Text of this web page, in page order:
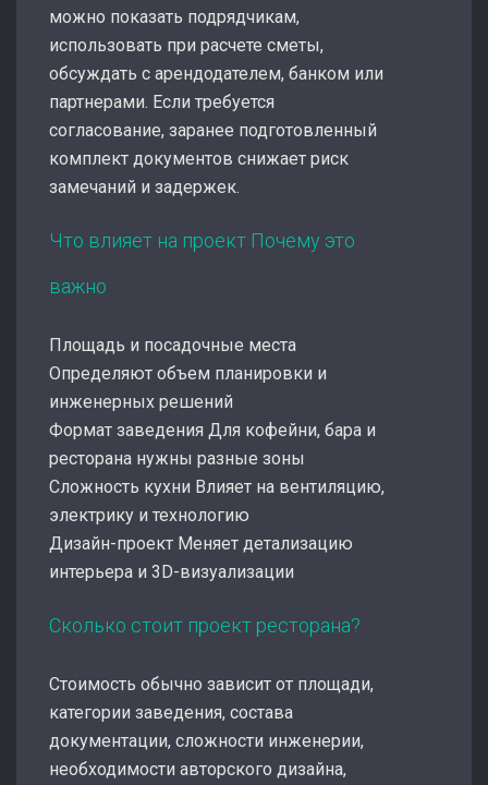
можно показать подрядчикам,
использовать при расчете сметы,
обсуждать с арендодателем, банком или
партнерами. Если требуется
согласование, заранее подготовленный
комплект документов снижает риск
замечаний и задержек.
Что влияет на проект Почему это
важно
Площадь и посадочные места
Определяют объем планировки и
инженерных решений
Формат заведения Для кофейни, бара и
ресторана нужны разные зоны
Сложность кухни Влияет на вентиляцию,
электрику и технологию
Дизайн-проект Меняет детализацию
интерьера и 3D-визуализации
Сколько стоит проект ресторана?
Стоимость обычно зависит от площади,
категории заведения, состава
документации, сложности инженерии,
необходимости авторского дизайна,